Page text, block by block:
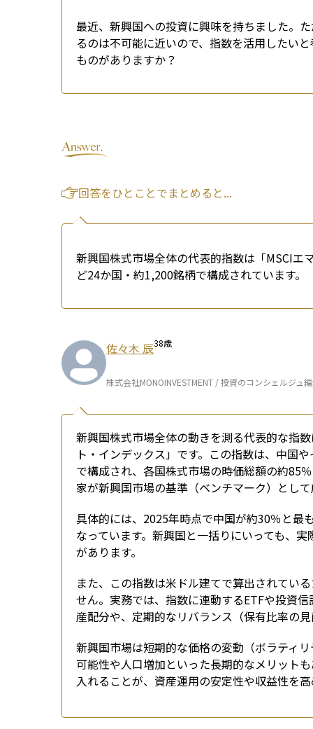
最近、新興国への投資に興味を持ちました。
るのは不可能に近いので、指数を活用したい
ものがありますか？
回答をひとことでまとめると...
新興国株式市場全体の代表的指数は「MSCIエ
ど24か国・約1,200銘柄で構成されています。
佐々木 辰38歳
株式会社MONOINVESTMENT / 投資のコンシェルジュ
新興国株式市場全体の動きを測る代表的な指
ト・インデックス」です。この指数は、中国
で構成され、各国株式市場の時価総額の約85
家が新興国市場の基準（ベンチマーク）とし
具体的には、2025年時点で中国が約30％と最
なっています。新興国と一括りにいっても、
があります。
また、この指数は米ドル建てで算出されてい
せん。実務では、指数に連動するETFや投資
産配分や、定期的なリバランス（保有比率の
新興国市場は短期的な価格の変動（ボラティ
可能性や人口増加といった長期的なメリット
入れることが、資産運用の安定性や収益性を